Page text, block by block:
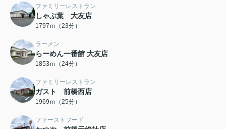
ファミリーレストラン
しゃぶ葉 大友店
1797ｍ（23分）
ラーメン
らーめん一番館 大友店
1853ｍ（24分）
ファミリーレストラン
ガスト 前橋西店
1969ｍ（25分）
ファーストフード